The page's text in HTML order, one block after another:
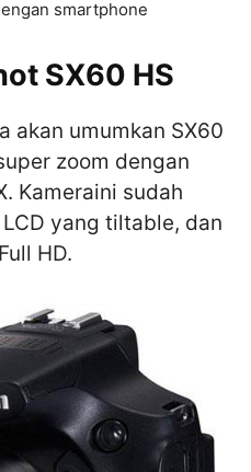
smartphone
SX60 HS
akan umumkan SX60
zoom dengan
Kameraini sudah
yang tiltable, dan
HD.